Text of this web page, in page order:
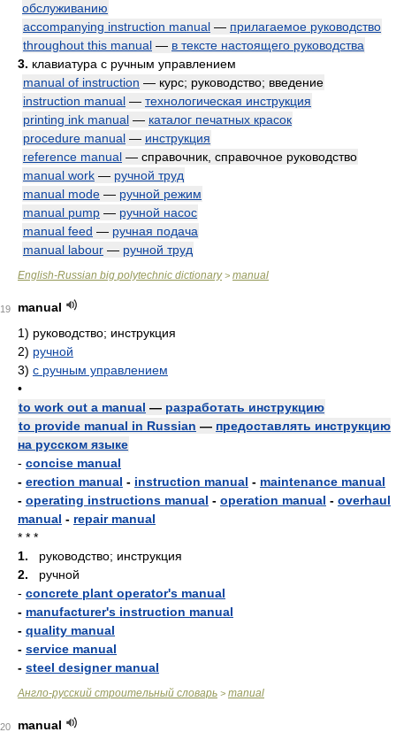
обслуживанию
accompanying instruction manual — прилагаемое руководство
throughout this manual — в тексте настоящего руководства
3. клавиатура с ручным управлением
manual of instruction — курс; руководство; введение
instruction manual — технологическая инструкция
printing ink manual — каталог печатных красок
procedure manual — инструкция
reference manual — справочник, справочное руководство
manual work — ручной труд
manual mode — ручной режим
manual pump — ручной насос
manual feed — ручная подача
manual labour — ручной труд
English-Russian big polytechnic dictionary> manual
19
manual
1) руководство; инструкция
2) ручной
3) с ручным управлением
•
to work out a manual — разработать инструкцию
to provide manual in Russian — предоставлять инструкцию
на русском языке
- concise manual
- erection manual - instruction manual - maintenance manual
- operating instructions manual - operation manual - overhaul
manual - repair manual
* * *
1. руководство; инструкция
2. ручной
- concrete plant operator's manual
- manufacturer's instruction manual
- quality manual
- service manual
- steel designer manual
Англо-русский строительный словарь > manual
20
manual